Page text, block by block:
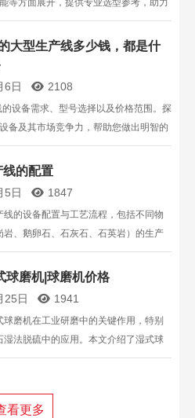
等方面展开，提供专业选型参考，助力
大型生产线多少钱，都是什
6日 2108
设备需求、型号选择以及价格范围。探
备及其市场竞争力，帮助您做出明智的
的配置
5日 1847
线的设备配置与工艺流程，包括不同物
岩、鹅卵石、石灰石、石英岩）的生产
特点。选择适合的设备和配置方案，优
球磨机|球磨机价格
25日 1941
球磨机在工业研磨中的关键作用，特别
湿法脱硫中的应用。本文介绍了湿式球
市场价格，帮助用户选择合适的设备。
看更多